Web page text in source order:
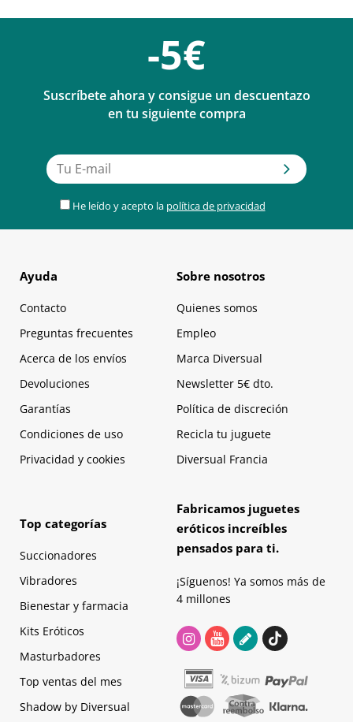
-5€
Suscríbete ahora y consigue un descuentazo
en tu siguiente compra
He leído y acepto la política de privacidad
Ayuda
Contacto
Preguntas frecuentes
Acerca de los envíos
Devoluciones
Garantías
Condiciones de uso
Privacidad y cookies
Sobre nosotros
Quienes somos
Empleo
Marca Diversual
Newsletter 5€ dto.
Política de discreción
Recicla tu juguete
Diversual Francia
Top categorías
Succionadores
Vibradores
Bienestar y farmacia
Kits Eróticos
Masturbadores
Top ventas del mes
Shadow by Diversual
Fabricamos juguetes
eróticos increíbles
pensados para ti.
¡Síguenos! Ya somos más de
4 millones